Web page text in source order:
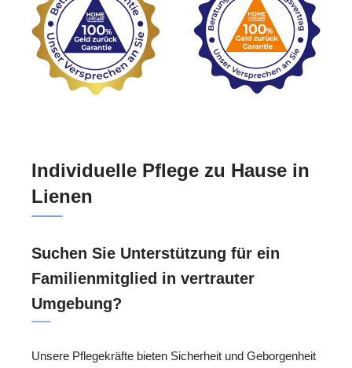
Individuelle Pflege zu Hause in
Lienen
Suchen Sie Unterstützung für ein
Familienmitglied in vertrauter
Umgebung?
Unsere Pflegekräfte bieten Sicherheit und Geborgenheit